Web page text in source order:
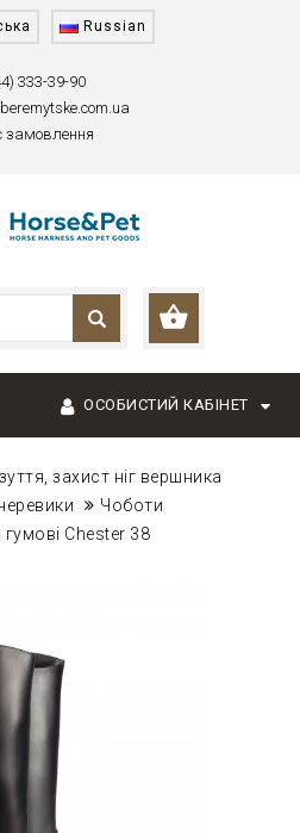
Russian
333-39-90
замовлення
ОСОБИСТИЙ КАБІНЕТ
захист ніг вершника
Чоботи
Chester 38